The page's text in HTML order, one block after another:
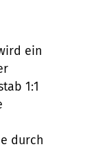
ein
1:1
durch